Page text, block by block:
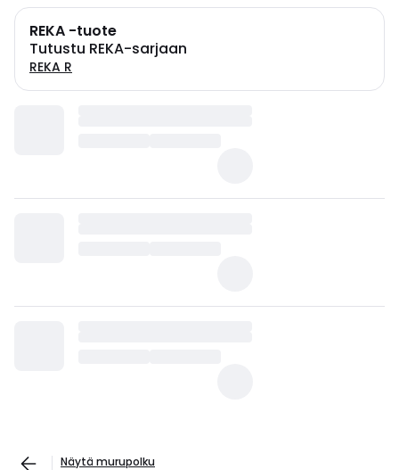
REKA -tuote
Tutustu REKA-sarjaan
REKA R
Näytä murupolku